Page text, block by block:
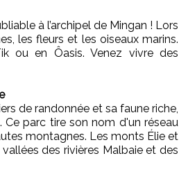
à l’archipel de Mingan ! Lors
les fleurs et les oiseaux marins.
ou en Ôasis. Venez vivre des
de randonnée et sa faune riche,
parc tire son nom d'un réseau
montagnes. Les monts Élie et
des rivières Malbaie et des